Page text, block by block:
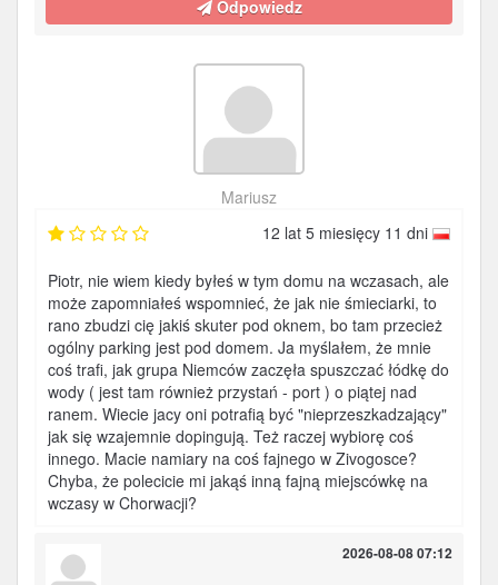
Odpowiedz
Mariusz
12 lat 5 miesięcy 11 dni
Piotr, nie wiem kiedy byłeś w tym domu na wczasach, ale
może zapomniałeś wspomnieć, że jak nie śmieciarki, to
rano zbudzi cię jakiś skuter pod oknem, bo tam przecież
ogólny parking jest pod domem. Ja myślałem, że mnie
coś trafi, jak grupa Niemców zaczęła spuszczać łódkę do
wody ( jest tam również przystań - port ) o piątej nad
ranem. Wiecie jacy oni potrafią być "nieprzeszkadzający"
jak się wzajemnie dopingują. Też raczej wybiorę coś
innego. Macie namiary na coś fajnego w Zivogosce?
Chyba, że polecicie mi jakąś inną fajną miejscówkę na
wczasy w Chorwacji?
2026-08-08 07:12